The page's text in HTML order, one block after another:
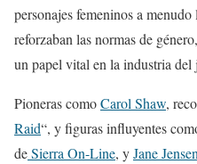
personajes femeninos a
reforzaban las normas de
un papel vital en la industria del
Pioneras comoCarol Shaw,
Raid“, y figuras influyentes
deSierra On-Line, yJane